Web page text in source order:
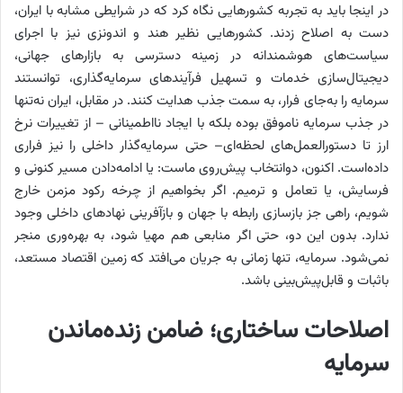
در اینجا باید به تجربه کشورهایی نگاه کرد که در شرایطی مشابه با ایران،
دست به اصلاح زدند. کشورهایی نظیر هند و اندونزی نیز با اجرای
سیاست‌های هوشمندانه در زمینه دسترسی به بازارهای جهانی،
دیجیتال‌‌‌‌‌سازی خدمات و تسهیل فرآیندهای سرمایه‌گذاری، توانستند
سرمایه را به‌جای فرار، به سمت جذب هدایت کنند. در مقابل، ایران نه‌‌‌‌‌تنها
در جذب سرمایه ناموفق بوده بلکه با ایجاد نااطمینانی –‌ از تغییرات نرخ
ارز تا دستورالعمل‌های لحظه‌‌‌‌‌ای‌– حتی سرمایه‌گذار داخلی را نیز فراری
داده‌است. اکنون، دوانتخاب پیش‌روی ماست: یا ادامه‌دادن مسیر کنونی و
فرسایش، یا تعامل و ترمیم. اگر بخواهیم از چرخه رکود مزمن خارج
شویم، راهی جز بازسازی رابطه با جهان و بازآفرینی نهادهای داخلی وجود
ندارد. بدون این دو، حتی اگر منابعی هم مهیا شود، به بهره‌‌‌‌‌وری منجر
نمی‌شود. سرمایه، تنها زمانی به جریان می‌افتد که زمین اقتصاد مستعد،
باثبات و قابل‌پیش‌بینی باشد.
اصلاحات ساختاری؛ ضامن زنده‌‌‌‌‌ماندن
سرمایه